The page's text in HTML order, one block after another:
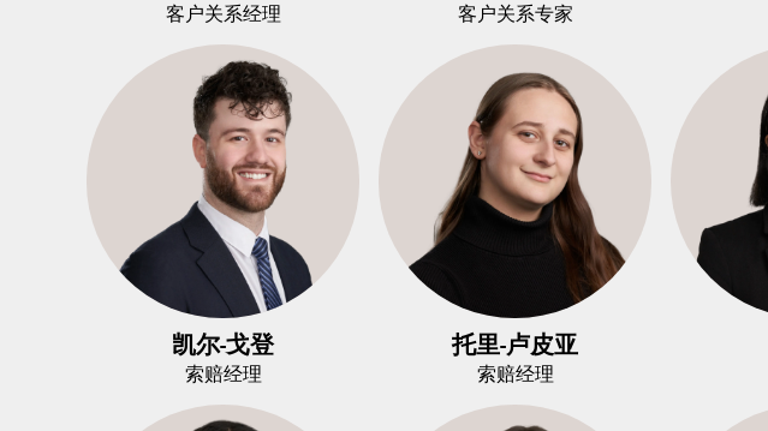
客户关系经理 客户关系专家
凯尔-戈登
索赔经理
托里-卢皮亚
索赔经理